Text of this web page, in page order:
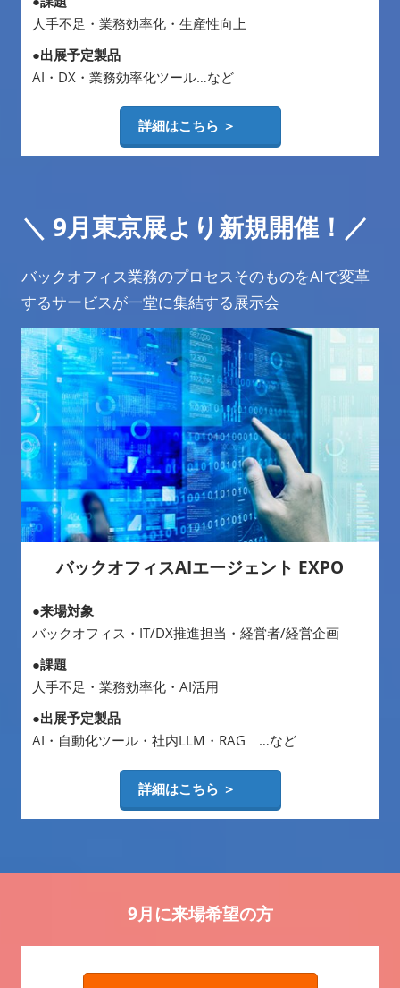
人手不足・業務効率化・生産性向上
●出展予定製品
AI・DX・業務効率化ツール…など
詳細はこちら ＞
＼ 9月東京展より新規開催！ ／
バックオフィス業務のプロセスそのものをAIで変革
するサービスが一堂に集結する展示会
バックオフィスAIエージェント EXPO
●来場対象
バックオフィス・IT/DX推進担当・経営者/経営企画
●課題
人手不足・業務効率化・AI活用
●出展予定製品
AI・自動化ツール・社内LLM・RAG …など
詳細はこちら ＞
9月に来場希望の方